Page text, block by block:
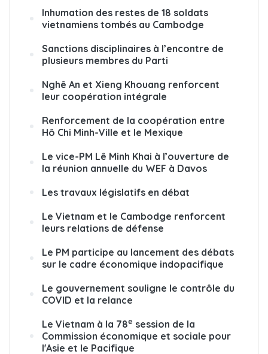
Inhumation des restes de 18 soldats
vietnamiens tombés au Cambodge
Sanctions disciplinaires à l’encontre de
plusieurs membres du Parti
Nghê An et Xieng Khouang renforcent
leur coopération intégrale
Renforcement de la coopération entre
Hô Chi Minh-Ville et le Mexique
Le vice-PM Lê Minh Khai à l’ouverture de
la réunion annuelle du WEF à Davos
Les travaux législatifs en débat
Le Vietnam et le Cambodge renforcent
leurs relations de défense
Le PM participe au lancement des débats
sur le cadre économique indopacifique
Le gouvernement souligne le contrôle du
COVID et la relance
Le Vietnam à la 78e session de la
Commission économique et sociale pour
l'Asie et le Pacifique